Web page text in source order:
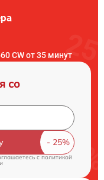
CW от 35 минут
со
cполитикой